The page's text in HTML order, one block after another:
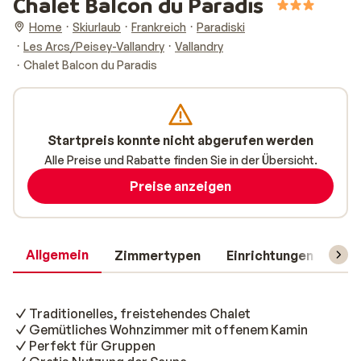
Home Skiurlaub Frankreich
Paradiski
Les Arcs/Peisey-Vallandry
Vallandry
Chalet Balcon du Paradis
Allgemein Zimmertypen Einrichtungen
Traditionelles, freistehendes Chalet
Gemütliches Wohnzimmer mit offenem Kamin
Perfekt für Gruppen
Startpreis konnte nicht abgerufen werden
Alle Preise und Rabatte finden Sie in der Übersicht.
Preise anzeigen